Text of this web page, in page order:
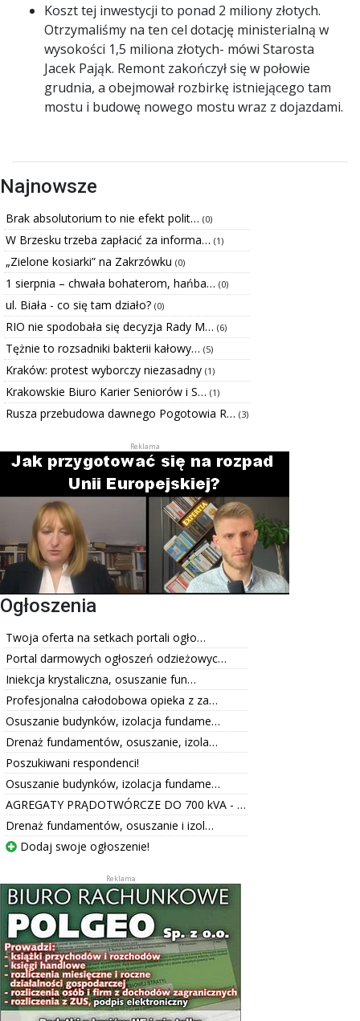
Koszt tej inwestycji to ponad 2 miliony złotych.
Otrzymaliśmy na ten cel dotację ministerialną w
wysokości 1,5 miliona złotych- mówi Starosta
Jacek Pająk. Remont zakończył się w połowie
grudnia, a obejmował rozbirkę istniejącego tam
mostu i budowę nowego mostu wraz z dojazdami.
Najnowsze
Brak absolutorium to nie efekt polit… (0)
W Brzesku trzeba zapłacić za informa… (1)
„Zielone kosiarki” na Zakrzówku (0)
1 sierpnia – chwała bohaterom, hańba… (0)
ul. Biała - co się tam działo? (0)
RIO nie spodobała się decyzja Rady M… (6)
Tężnie to rozsadniki bakterii kałowy… (5)
Kraków: protest wyborczy niezasadny (1)
Krakowskie Biuro Karier Seniorów i S… (1)
Rusza przebudowa dawnego Pogotowia R… (3)
Ogłoszenia
Twoja oferta na setkach portali ogło…
Portal darmowych ogłoszeń odzieżowyc…
Iniekcja krystaliczna, osuszanie fun…
Profesjonalna całodobowa opieka z za…
Osuszanie budynków, izolacja fundame…
Drenaż fundamentów, osuszanie, izola…
Poszukiwani respondenci!
Osuszanie budynków, izolacja fundame…
AGREGATY PRĄDOTWÓRCZE DO 700 kVA - …
Drenaż fundamentów, osuszanie i izol…
Dodaj swoje ogłoszenie!